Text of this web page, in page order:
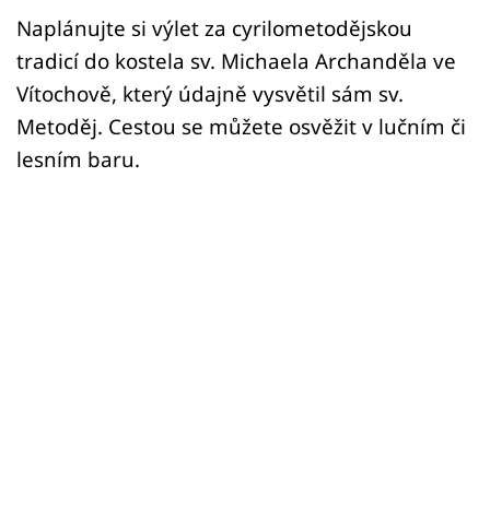
Naplánujte si výlet za cyrilometodějskou
tradicí do kostela sv. Michaela Archanděla ve
Vítochově, který údajně vysvětil sám sv.
Metoděj. Cestou se můžete osvěžit v lučním či
lesním baru.